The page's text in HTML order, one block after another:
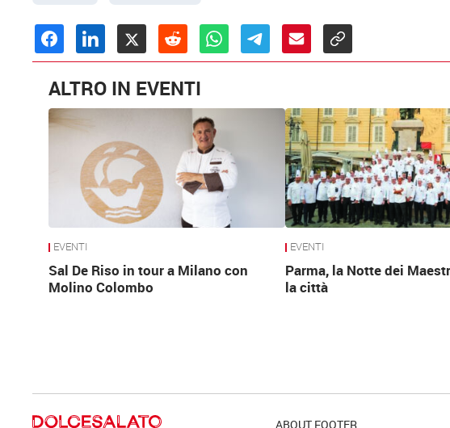
ALTRO IN EVENTI
EVENTI
Sal De Riso in tour a Milano con
Molino Colombo
EVENTI
Parma, la Notte dei
la città
ABOUT FOOTER